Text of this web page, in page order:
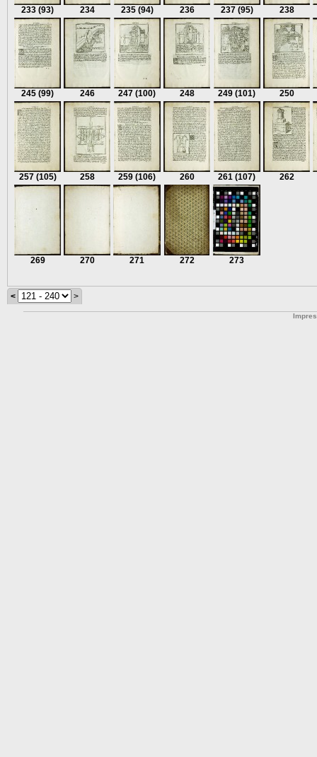
233 (93) 234 235 (94) 236 237 (95) 238
245 (99) 246 247 (100) 248 249 (101) 250
257 (105) 258 259 (106) 260 261 (107) 262
269 270 271 272 273
< >